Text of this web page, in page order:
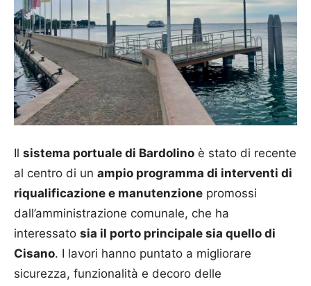
Il sistema portuale di Bardolino è stato di recente
al centro di un ampio programma di interventi di
riqualificazione e manutenzione promossi
dall’amministrazione comunale, che ha
interessato sia il porto principale sia quello di
Cisano. I lavori hanno puntato a migliorare
sicurezza, funzionalità e decoro delle